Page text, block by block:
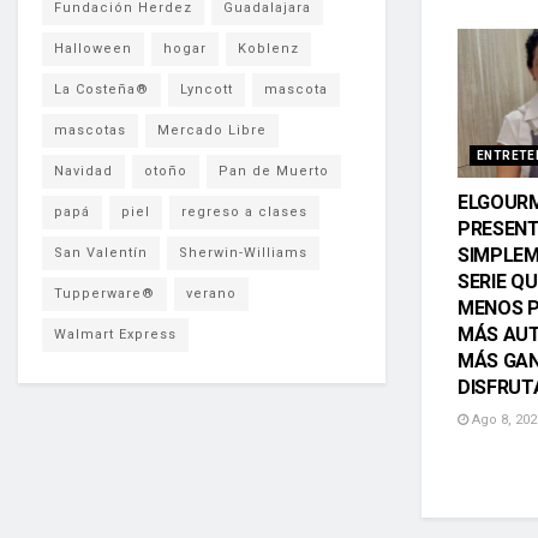
SERIE
MENOS
MÁS
MÁS
Ago 8,
Fundación Herdez Guadalajara
Halloween hogar Koblenz
La Costeña® Lyncott mascota
mascotas Mercado Libre
Navidad otoño Pan de Muerto
papá piel regreso a clases
San Valentín Sherwin-Williams
Tupperware® verano
Walmart Express